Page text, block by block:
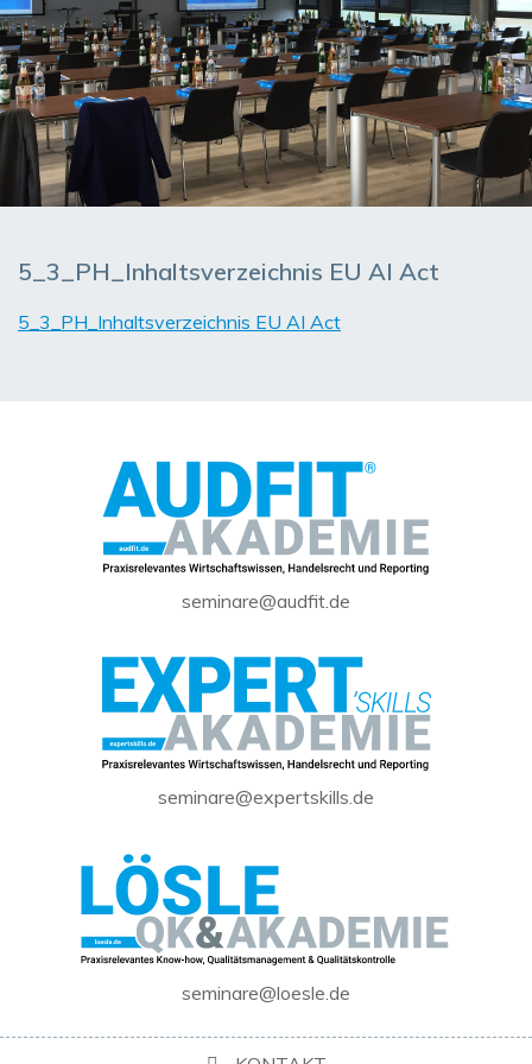
5_3_PH_Inhaltsverzeichnis EU AI Act
5_3_PH_Inhaltsverzeichnis EU AI Act
seminare@audfit.de
seminare@expertskills.de
seminare@loesle.de